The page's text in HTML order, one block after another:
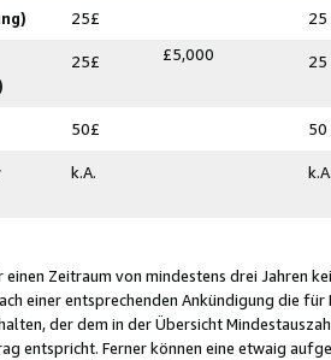
25£ 25
25£ £5,000 25
50£ 50
k.A.
Zeitraum von mindestens drei Jahren
einer entsprechenden Ankündigung die
der dem in der Übersicht
entspricht. Ferner können eine etwaig